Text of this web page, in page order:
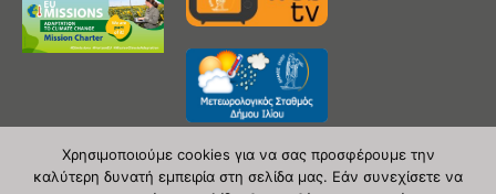
Χρησιμοποιούμε cookies για να σας προσφέρουμε την
καλύτερη δυνατή εμπειρία στη σελίδα μας. Εάν συνεχίσετε να